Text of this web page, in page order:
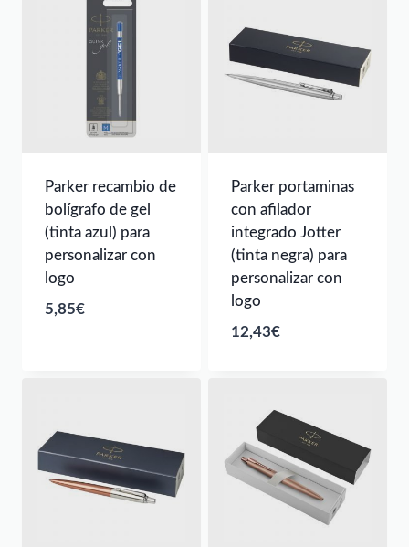
Parker recambio de
bolígrafo de gel
(tinta azul) para
personalizar con
logo
5,85€
Parker portaminas
con afilador
integrado Jotter
(tinta negra) para
personalizar con
logo
12,43€